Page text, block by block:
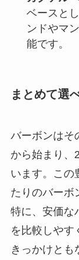
ベースと
ンドやマ
能です。
まとめて選
バーボンはそ
から始まり、
います。この
たりのバーボ
特に、安価な
を比較しやす
きっかけとも